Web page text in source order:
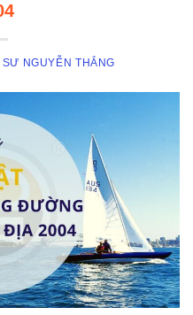
SƯ NGUYỄN THẮNG